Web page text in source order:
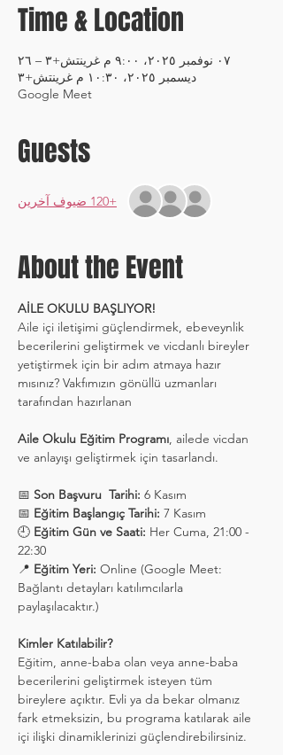
Time & Location
٠٧ نوفمبر ٢٠٢٥، ٩:٠٠ م غرينتش+٣ – ٢٦
ديسمبر ٢٠٢٥، ١٠:٣٠ م غرينتش+٣
Google Meet
Guests
+120 ضيوف آخرين
About the Event
AİLE OKULU BAŞLIYOR!
Aile içi iletişimi güçlendirmek, ebeveynlik
becerilerini geliştirmek ve vicdanlı bireyler
yetiştirmek için bir adım atmaya hazır
mısınız? Vakfımızın gönüllü uzmanları
tarafından hazırlanan
Aile Okulu Eğitim Programı, ailede vicdan
ve anlayışı geliştirmek için tasarlandı.
📅 Son Başvuru  Tarihi: 6 Kasım
📅 Eğitim Başlangıç Tarihi: 7 Kasım
🕘 Eğitim Gün ve Saati: Her Cuma, 21:00 -
22:30
📍 Eğitim Yeri: Online (Google Meet:
Bağlantı detayları katılımcılarla
paylaşılacaktır.)
Kimler Katılabilir?
Eğitim, anne-baba olan veya anne-baba
becerilerini geliştirmek isteyen tüm
bireylere açıktır. Evli ya da bekar olmanız
fark etmeksizin, bu programa katılarak aile
içi ilişki dinamiklerinizi güçlendirebilirsiniz.